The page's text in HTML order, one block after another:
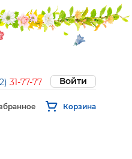
31-77-77 Войти
Корзина